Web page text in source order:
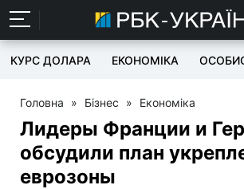
КУРС ДОЛАРА ЕКОНОМІКА
Головна » Бізнес » Економіка
Лидеры Франции и
обсудили план
еврозоны